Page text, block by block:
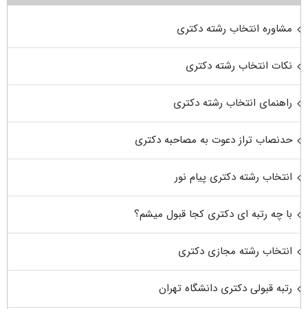
مشاوره انتخاب رشته دکتری
نکات انتخاب رشته دکتری
راهنمای انتخاب رشته دکتری
حدنصاب تراز دعوت به مصاحبه دکتری
انتخاب رشته دکتری پیام نور
با چه رتبه ای دکتری کجا قبول میشم؟
انتخاب رشته مجازی دکتری
رتبه قبولی دکتری دانشگاه تهران